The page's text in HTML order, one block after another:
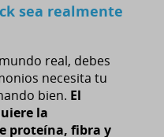
sea realmente
real, debes
necesita tu
bien. El
la
proteína, fibra y